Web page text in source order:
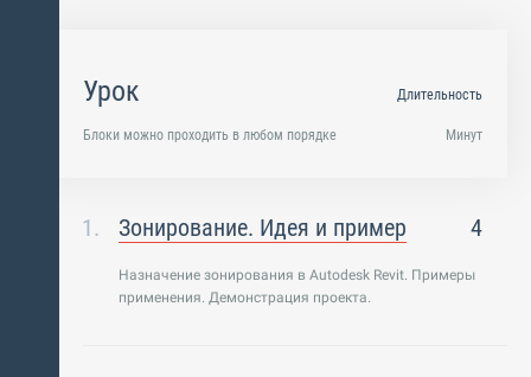
Урок
Блоки можно проходить в любом порядке
Длительность
Минут
Зонирование. Идея и пример 4
Назначение зонирования в Autodesk Revit. Примеры
применения. Демонстрация проекта.